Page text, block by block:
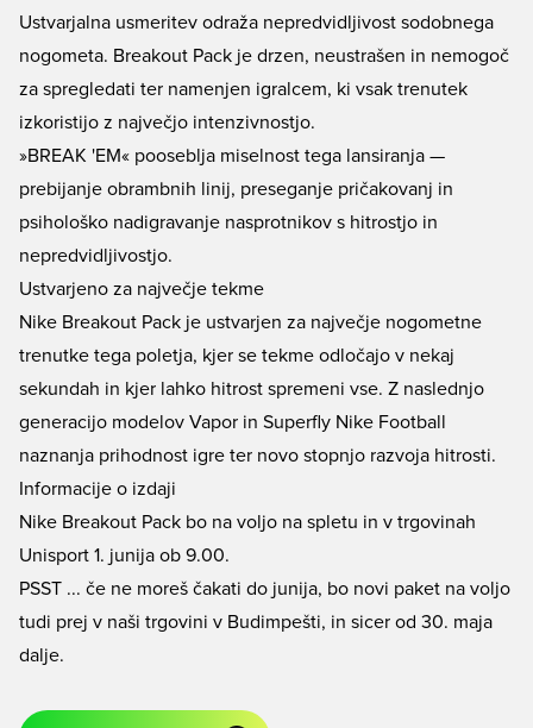
Ustvarjalna usmeritev odraža nepredvidljivost sodobnega
nogometa. Breakout Pack je drzen, neustrašen in nemogoč
za spregledati ter namenjen igralcem, ki vsak trenutek
izkoristijo z največjo intenzivnostjo.
»BREAK 'EM« pooseblja miselnost tega lansiranja —
prebijanje obrambnih linij, preseganje pričakovanj in
psihološko nadigravanje nasprotnikov s hitrostjo in
nepredvidljivostjo.
Ustvarjeno za največje tekme
Nike Breakout Pack je ustvarjen za največje nogometne
trenutke tega poletja, kjer se tekme odločajo v nekaj
sekundah in kjer lahko hitrost spremeni vse. Z naslednjo
generacijo modelov Vapor in Superfly Nike Football
naznanja prihodnost igre ter novo stopnjo razvoja hitrosti.
Informacije o izdaji
Nike Breakout Pack bo na voljo na spletu in v trgovinah
Unisport 1. junija ob 9.00.
PSST ... če ne moreš čakati do junija, bo novi paket na voljo
tudi prej v naši trgovini v Budimpešti, in sicer od 30. maja
dalje.